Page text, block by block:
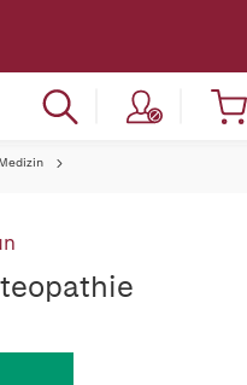
Medizin